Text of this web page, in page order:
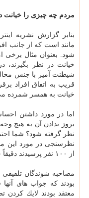
مردم چه چیزی را خیانت
بنابر گزارش نشریه
مانند است كه از جانب
شود. بعنوان مثال برخی
خیانت در نظر بگیرند،
شیطنت آمیز با جنس
قریب به اتفاق افراد
خیانت به همسر شمرده
اما در مورد داشتن
بروز ندادن آن به هیچ
نظر گرفته شود؟ شما
از ۱۰۰ نفر پرسیدند دقیقاً چه چیزی را خیانت می دانند.
بودند كه جواب های آنها
معتقد بودند لایك